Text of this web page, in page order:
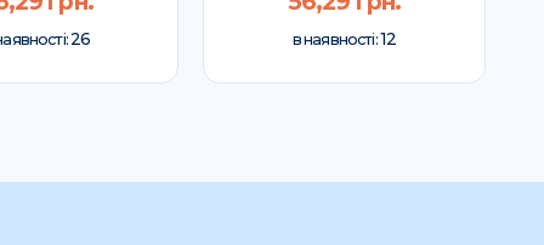
26 в наявності:12